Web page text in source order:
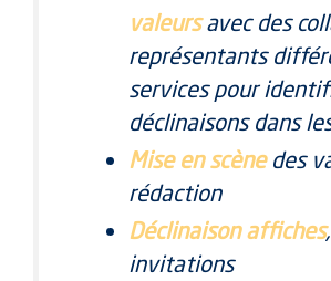
valeursavec des
représentants
services pour
déclinaisons dans
Mise en scène des
rédaction
Déclinaison affiches
invitations